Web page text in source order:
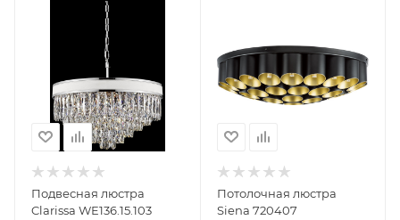
Подвесная люстра
Clarissa WE136.15.103
Потолочная люстра
Siena 720407